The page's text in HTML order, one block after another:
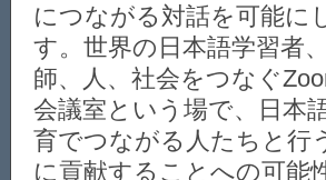
につながる対話を可能に
す。世界の日本語学習者
師、人、社会をつなぐ
会議室という場で、日本
育でつながる人たちと行
に貢献することへの可能